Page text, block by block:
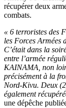
récupérer deux
combats.
« 6 terroristes des
les Forces Armées
C’était dans la
entre l’armée
KAINAMA, non
précisément à la
Nord-Kivu. Deux
également
une dépêche